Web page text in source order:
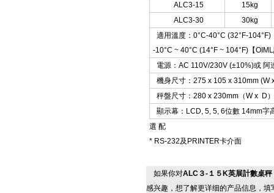
ALC3-15
15kg
ALC3-30
30kg
適用溫度：0°C-40°C (32°F-104°F)
-10°C ~ 40°C (14°F ~ 104°F)【
電源：AC 110V/230V (±10%)或 阿
機身尺寸：275 x 105 x 310mm (W
秤盤尺寸：280 x 230mm（W x D）
顯示幕：LCD, 5, 5, 6位數 14mm字
選 配
* RS-232及PRINTER卡介面
如果你对ALC３-１５K英展計數桌
感兴趣，想了解更详细的产品信息，